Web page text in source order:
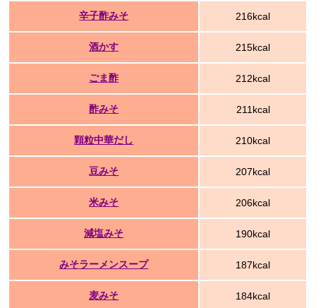
辛子酢みそ 216kcal
酒かす 215kcal
ごま酢 212kcal
酢みそ 211kcal
顆粒中華だし 210kcal
豆みそ 207kcal
米みそ 206kcal
減塩みそ 190kcal
みそラーメンスープ 187kcal
麦みそ 184kcal